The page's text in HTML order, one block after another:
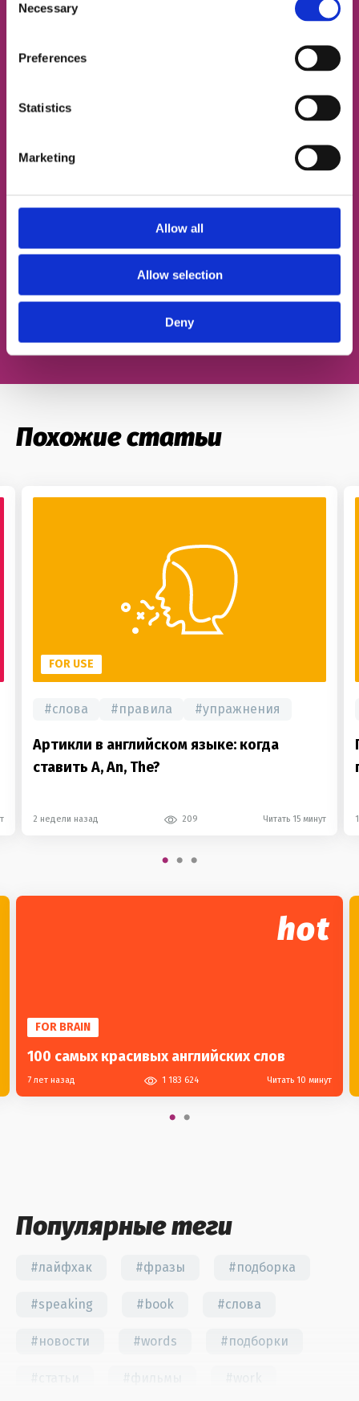
Selection
Necessary
Preferences
Statistics
Marketing
Allow all
Allow selection
Deny
ЭЛЕКТРОННАЯ ПОЧТА
Записаться на урок
Похожие статьи
FOR USE
#слова #правила #упражнения
Артикли в английском языке: когда
ставить A, An, The?
2 недели назад 209 Читать 15 минут
hot
FOR BRAIN
100 самых красивых английских слов
7 лет назад 1 183 624 Читать 10 минут
Популярные теги
#лайфхак #фразы #подборка
#speaking #book #слова
#новости #words #подборки